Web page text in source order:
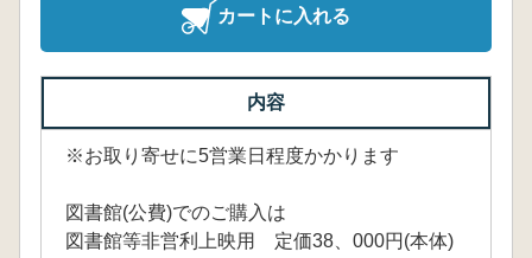
カートに入れる
内容
※お取り寄せに5営業日程度かかります
図書館(公費)でのご購入は
図書館等非営利上映用 定価38、000円(本体)